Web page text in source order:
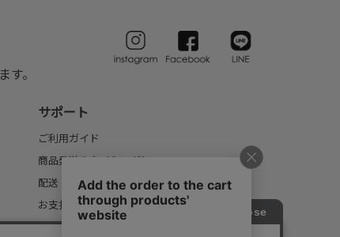
。
サポート
ご利用ガイド
商品発送のタイミングについて
配送・送料について
お支払いについて
返品・交換について